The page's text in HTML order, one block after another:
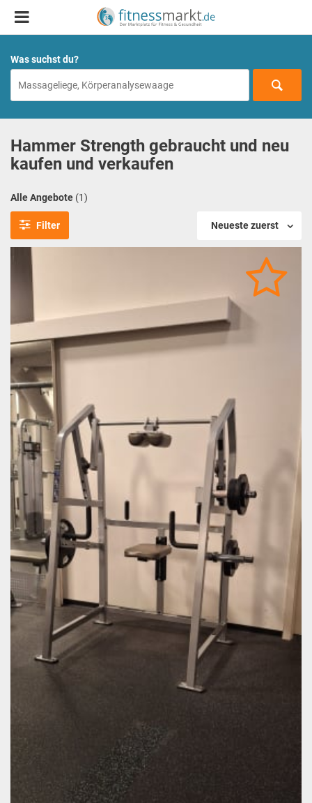
Was suchst du?
Hammer Strength gebraucht und neu
kaufen und verkaufen
Alle Angebote (1)
Filter Neueste zuerst